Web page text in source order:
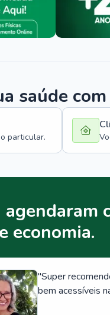
saúde
particular.
agendaram
economia.
"Super
bem acessíveis